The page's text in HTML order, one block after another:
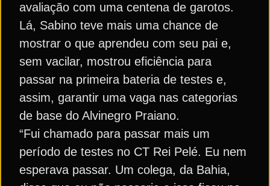
avaliação com uma centena de garotos.
Lá, Sabino teve mais uma chance de
mostrar o que aprendeu com seu pai e,
sem vacilar, mostrou eficiência para
passar na primeira bateria de testes e,
assim, garantir uma vaga nas categorias
de base do Alvinegro Praiano.
“Fui chamado para passar mais um
período de testes no CT Rei Pelé. Eu nem
esperava passar. Um colega, da Bahia,